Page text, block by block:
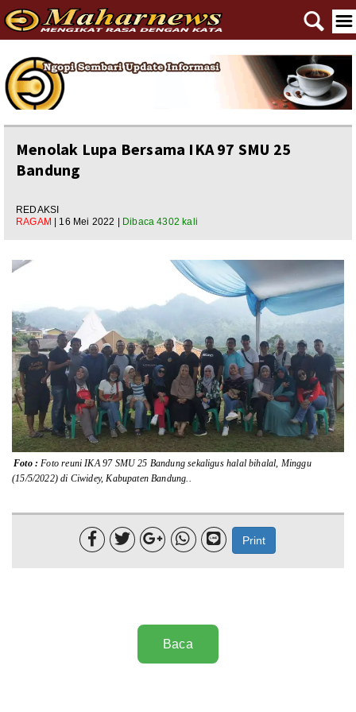
Home
Reportase
Editorial
Ngewangkong
Polpem
Pilkada
Lainnya
Sosial
Pertanian
Edukasi
☰
🔍
Menolak Lupa Bersama IKA 97 SMU 25
Bandung
REDAKSI
RAGAM
| 16 Mei 2022 | Dibaca 4302 kali
Foto : Foto reuni IKA 97 SMU 25 Bandung sekaligus halal bihalal, Minggu
(15/5/2022) di Ciwidey, Kabupaten Bandung..
     Print
Baca